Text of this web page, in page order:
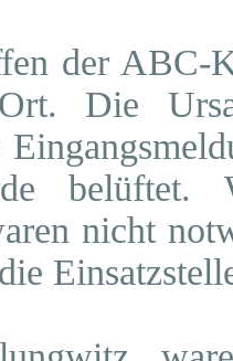
der ABC-
Die
belüftet.
nicht